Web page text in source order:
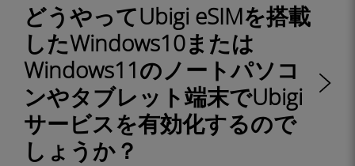
どうやってUbigi eSIMを搭載
したWindows10または
Windows11のノートパソコ
ンやタブレット端末でUbigi
サービスを有効化するので
しょうか？